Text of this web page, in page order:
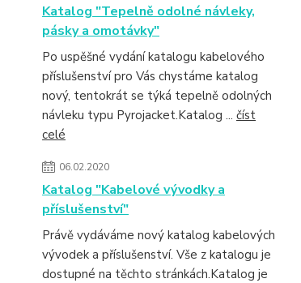
Katalog "Tepelně odolné návleky,
pásky a omotávky"
Po uspěšné vydání katalogu kabelového
příslušenství pro Vás chystáme katalog
nový, tentokrát se týká tepelně odolných
návleku typu Pyrojacket.Katalog ... číst
celé
06.02.2020
Katalog "Kabelové vývodky a
příslušenství"
Právě vydáváme nový katalog kabelových
vývodek a příslušenství. Vše z katalogu je
dostupné na těchto stránkách.Katalog je